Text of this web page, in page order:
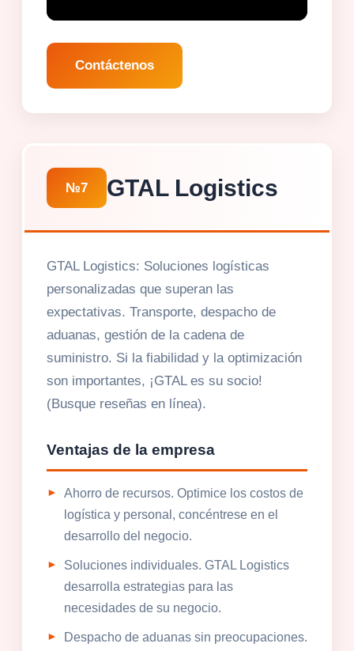
Contáctenos
№7 GTAL Logistics
GTAL Logistics: Soluciones logísticas
personalizadas que superan las
expectativas. Transporte, despacho de
aduanas, gestión de la cadena de
suministro. Si la fiabilidad y la optimización
son importantes, ¡GTAL es su socio!
(Busque reseñas en línea).
Ventajas de la empresa
Ahorro de recursos. Optimice los costos de
logística y personal, concéntrese en el
desarrollo del negocio.
Soluciones individuales. GTAL Logistics
desarrolla estrategias para las
necesidades de su negocio.
Despacho de aduanas sin preocupaciones.